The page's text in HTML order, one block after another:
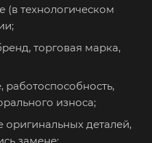
(в технологическом
торговая марка,
работоспособность,
износа;
оригинальных деталей,